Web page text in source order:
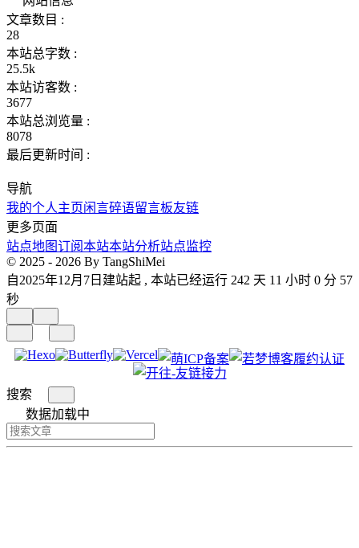
文章数目 :
28
本站总字数 :
25.5k
本站访客数 :
3677
本站总浏览量 :
8078
最后更新时间 :
导航
我的个人主页闲言碎语留言板友链
更多页面
站点地图订阅本站本站分析站点监控
© 2025 - 2026 By TangShiMei
自2025年12月7日建站起 , 本站已经运行 242 天 11 小时 0 分 59
秒
搜索
数据加载中